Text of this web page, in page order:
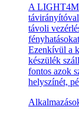
A
távoli
Ezenkívül a
készülék
fontos azok
helyszínét,